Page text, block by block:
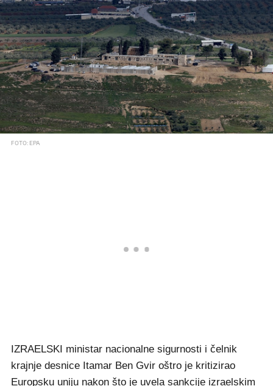
FOTO: EPA
IZRAELSKI ministar nacionalne sigurnosti i čelnik
krajnje desnice Itamar Ben Gvir oštro je kritizirao
Europsku uniju nakon što je uvela sankcije izraelskim